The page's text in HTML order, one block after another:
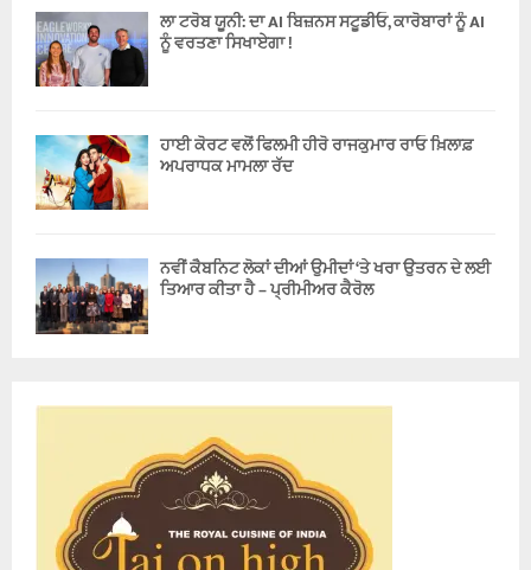
ਲਾ ਟਰੋਬ ਯੂਨੀ: ਦਾ AI ਬਿਜ਼ਨਸ ਸਟੂਡੀਓ, ਕਾਰੋਬਾਰਾਂ ਨੂੰ AI
ਨੂੰ ਵਰਤਣਾ ਸਿਖਾਏਗਾ !
ਹਾਈ ਕੋਰਟ ਵਲੋਂ ਫਿਲਮੀ ਹੀਰੋ ਰਾਜਕੁਮਾਰ ਰਾਓ ਖ਼ਿਲਾਫ਼
ਅਪਰਾਧਕ ਮਾਮਲਾ ਰੱਦ
ਨਵੀਂ ਕੈਬਨਿਟ ਲੋਕਾਂ ਦੀਆਂ ਉਮੀਦਾਂ ‘ਤੇ ਖਰਾ ਉਤਰਨ ਦੇ ਲਈ
ਤਿਆਰ ਕੀਤਾ ਹੈ – ਪ੍ਰੀਮੀਅਰ ਕੈਰੋਲ